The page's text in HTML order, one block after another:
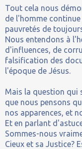
Tout cela nous
de l'homme
pauvretés de
Nous entendons à
d'influences, de
falsification des
l'époque de Jésus.
Mais la question qui
que nous pensons
nos apparences, et
Et en parlant
Sommes-nous
Cieux et sa Justice?